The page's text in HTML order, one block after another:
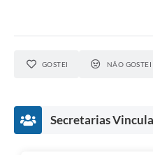
GOSTEI NÃO GOSTEI
Secretarias